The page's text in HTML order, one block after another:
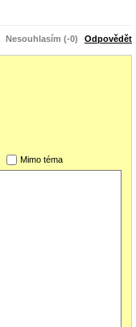
Nesouhlasím (-0) Odpovědět
Mimo téma